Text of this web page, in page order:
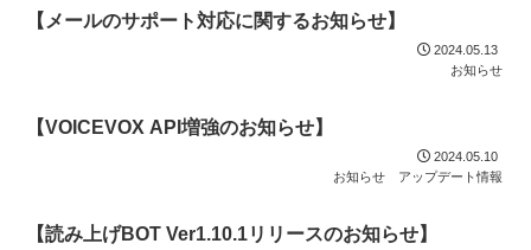
【メールのサポート対応に関するお知らせ】
2024.05.13
お知らせ
【VOICEVOX API増強のお知らせ】
2024.05.10
お知らせ
アップデート情報
【読み上げBOT Ver1.10.1リリースのお知らせ】